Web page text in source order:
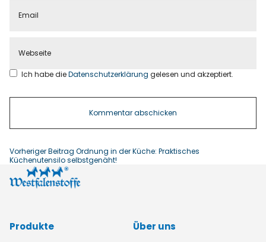
Ich habe dieDatenschutzerklärunggelesen und akzeptiert.
Vorheriger Beitrag Ordnung in der Küche: Praktisches
Küchenutensilo selbstgenäht!
Produkte Über uns